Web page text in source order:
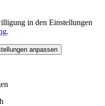
in den Einstellungen
.
anpassen